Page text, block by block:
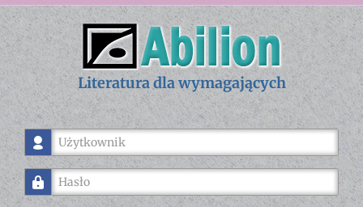
Literatura dla wymagających
Użytkownik
Hasło